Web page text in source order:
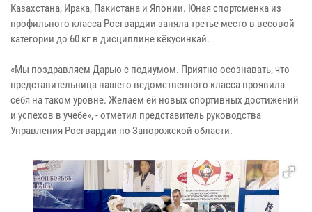
Казахстана, Ирака, Пакистана и Японии. Юная спортсменка из
профильного класса Росгвардии заняла третье место в весовой
категории до 60 кг в дисциплине кёкусинкай.
«Мы поздравляем Дарью с подиумом. Приятно осознавать, что
представительница нашего ведомственного класса проявила
себя на таком уровне. Желаем ей новых спортивных достижений
и успехов в учебе», - отметил представитель руководства
Управления Росгвардии по Запорожской области.